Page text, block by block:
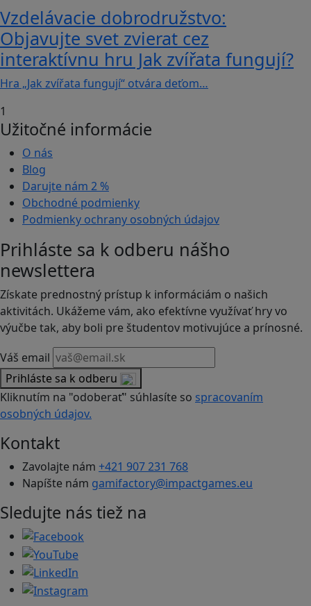
Vzdelávacie dobrodružstvo:
Objavujte svet zvierat cez
interaktívnu hru Jak zvířata fungují?
Hra „Jak zvířata fungují“ otvára deťom…
1
Užitočné informácie
O nás
Blog
Darujte nám 2 %
Obchodné podmienky
Podmienky ochrany osobných údajov
Prihláste sa k odberu nášho
newslettera
Získate prednostný prístup k informáciám o našich
aktivitách. Ukážeme vám, ako efektívne využívať hry vo
výučbe tak, aby boli pre študentov motivujúce a prínosné.
Váš email
Prihláste sa k odberu
Kliknutím na "odoberať" súhlasíte so spracovaním
osobných údajov.
Kontakt
Zavolajte nám +421 907 231 768
Napíšte nám gamifactory@impactgames.eu
Sledujte nás tiež na